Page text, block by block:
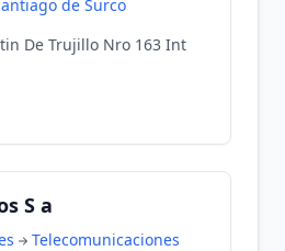
de Surco
De Trujillo Nro 163 Int
S a
Telecomunicaciones